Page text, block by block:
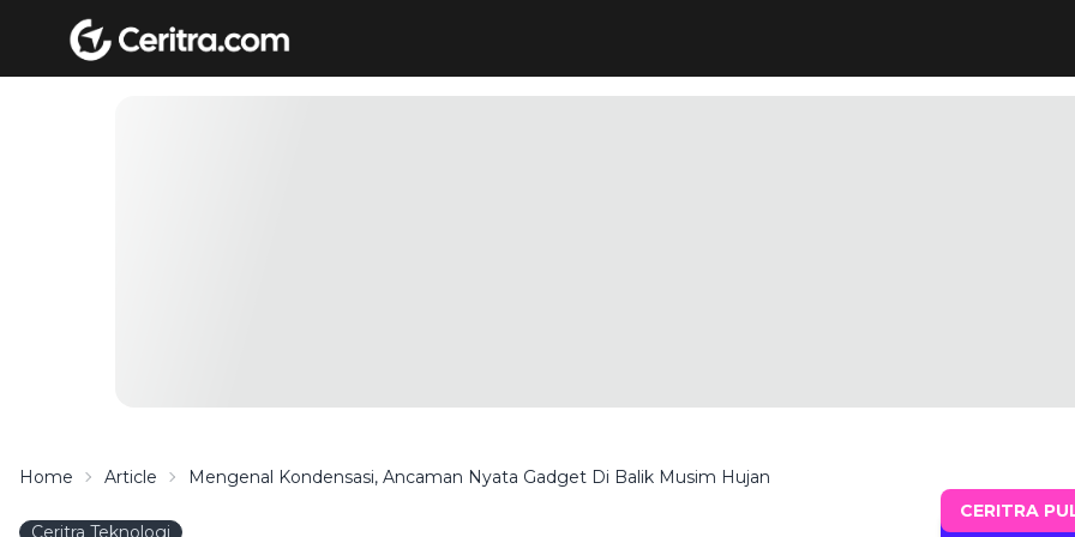
Home Article Mengenal Kondensasi, Ancaman Nyata Gadget Di Balik Musim Hujan
Ceritra Teknologi
CERITRA